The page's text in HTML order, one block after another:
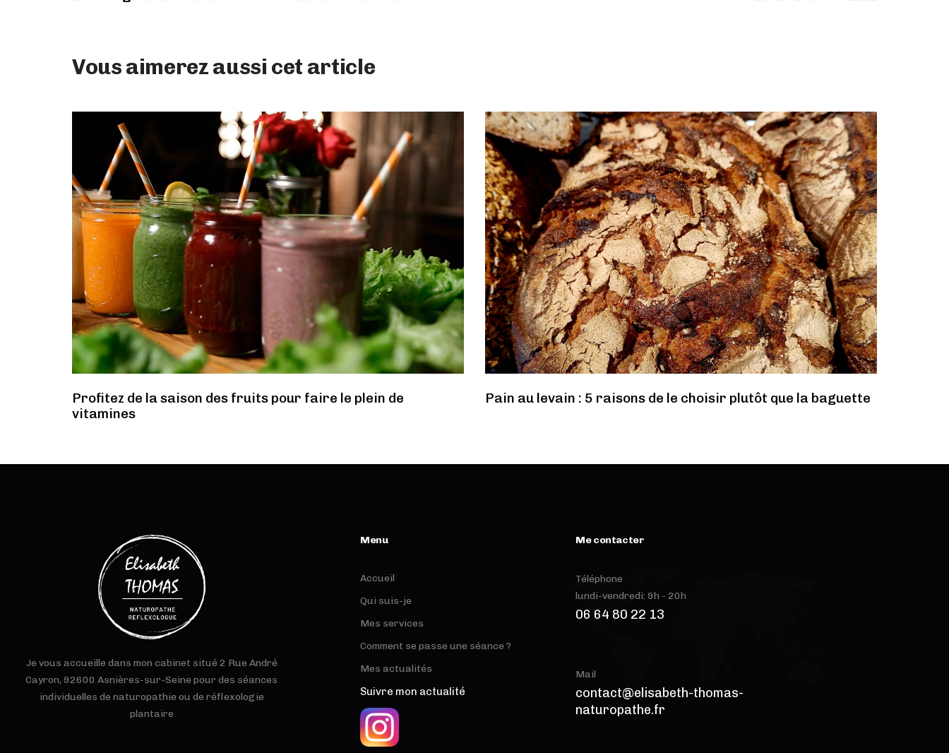
Vous aimerez aussi cet article
Profitez de la saison des fruits pour faire le plein de
vitamines
Pain au levain : 5 raisons de le choisir plutôt que la baguette
Je vous accueille dans mon cabinet situé 2 Rue André
Cayron, 92600 Asnières-sur-Seine pour des séances
individuelles de naturopathie ou de réflexologie
plantaire
Menu
Accueil
Qui suis-je
Mes services
Comment se passe une séance ?
Mes actualités
Suivre mon actualité
Me contacter
Téléphone
lundi-vendredi: 9h - 20h
06 64 80 22 13
Mail
contact@elisabeth-thomas-
naturopathe.fr